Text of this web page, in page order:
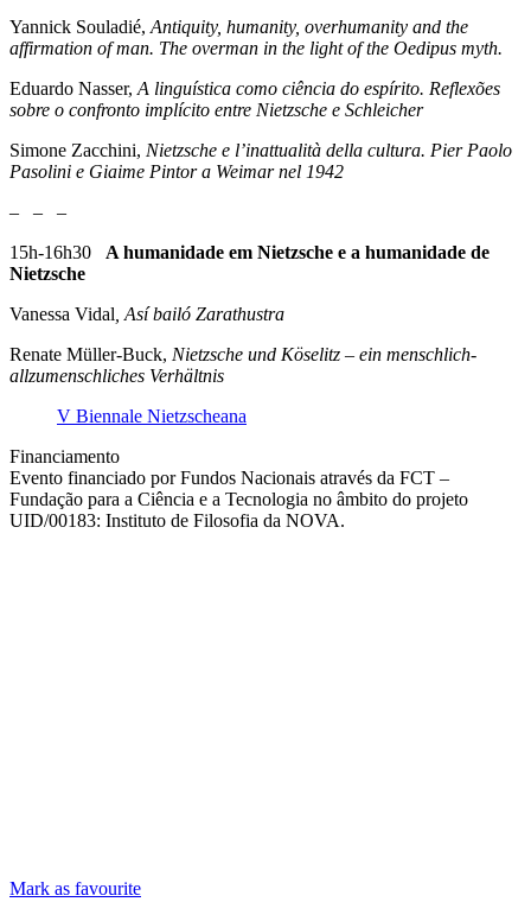
Yannick Souladié, Antiquity, humanity, overhumanity and the
affirmation of man. The overman in the light of the Oedipus myth.
Eduardo Nasser, A linguística como ciência do espírito. Reflexões
sobre o confronto implícito entre Nietzsche e Schleicher
Simone Zacchini, Nietzsche e l’inattualità della cultura. Pier Paolo
Pasolini e Giaime Pintor a Weimar nel 1942
– – –
15h-16h30 A humanidade em Nietzsche e a humanidade de
Nietzsche
Vanessa Vidal , Así bailó Zarathustra
Renate Müller-Buck, Nietzsche und Köselitz – ein menschlich-
allzumenschliches Verhältnis
V Biennale Nietzscheana
Financiamento
Evento financiado por Fundos Nacionais através da FCT –
Fundação para a Ciência e a Tecnologia no âmbito do projeto
UID/00183: Instituto de Filosofia da NOVA.
Mark as favourite